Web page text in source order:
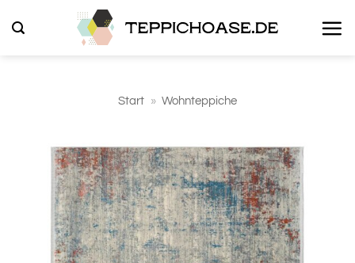
Inhalt
Start » Wohnteppiche